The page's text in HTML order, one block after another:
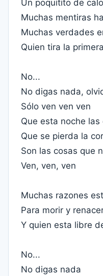
Un poquitito de
Muchas mentiras
Muchas verdades
Quien tira la
No...
No digas nada,
Sólo ven ven ven
Que esta noche
Que se pierda la
Son las cosas que
Ven, ven, ven
Muchas razones
Para morir y
Y quien esta libre
No...
No digas nada